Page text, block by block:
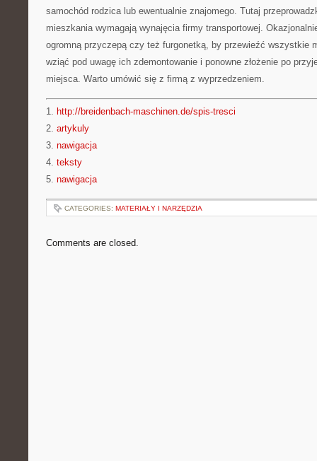
samochód rodzica lub ewentualnie znajomego. Tutaj
mieszkania wymagają wynajęcia firmy transportowej.
ogromną przyczepą czy też furgonetką, by przewieźć wszystkie
wziąć pod uwagę ich zdemontowanie i ponowne złożenie po
miejsca. Warto umówić się z firmą z wyprzedzeniem.
1. http://breidenbach-maschinen.de/spis-tresci
2. artykuly
3. nawigacja
4. teksty
5. nawigacja
CATEGORIES: MATERIAŁY I NARZĘDZIA
Comments are closed.